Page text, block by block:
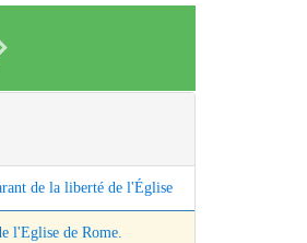
de la liberté de l'Église
l'Eglise de Rome.